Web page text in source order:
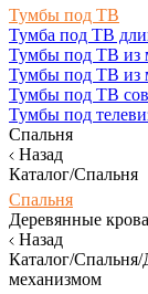
Тумбы под ТВ
Тумба под ТВ
Тумбы под ТВ из
Тумбы под ТВ из
Тумбы под ТВ
Тумбы под
Спальня
Назад
Каталог/Спальня
Спальня
Деревянные
Назад
Каталог/
механизмом